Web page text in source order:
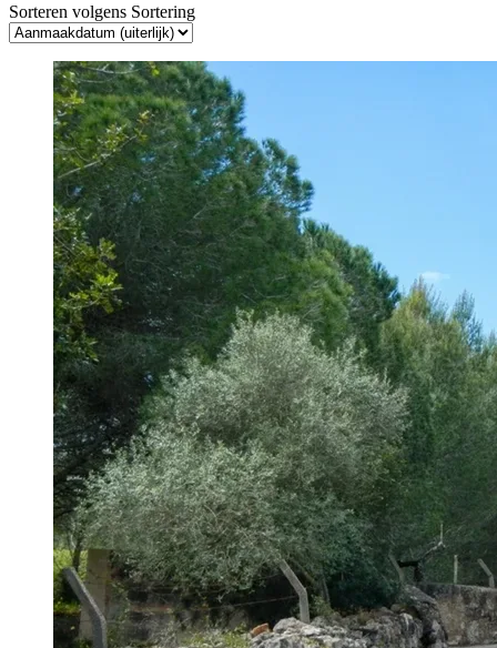
Sorteren volgens Sortering